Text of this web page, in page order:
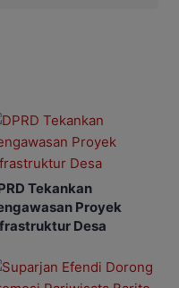
Tekankan
Proyek
Desa